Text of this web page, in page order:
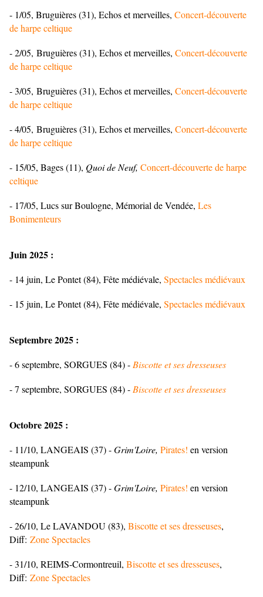
- 1/05, Bruguières (31), Echos et merveilles, Concert-découverte
de harpe celtique
- 2/05, Bruguières (31), Echos et merveilles, Concert-découverte
de harpe celtique
- 3/05, Bruguières (31), Echos et merveilles, Concert-découverte
de harpe celtique
- 4/05, Bruguières (31), Echos et merveilles, Concert-découverte
de harpe celtique
- 15/05, Bages (11), Quoi de Neuf, Concert-découverte de harpe
celtique
- 17/05, Lucs sur Boulogne, Mémorial de Vendée, Les
Bonimenteurs
Juin 2025 :
- 14 juin, Le Pontet (84), Fête médiévale, Spectacles médiévaux
- 15 juin, Le Pontet (84), Fête médiévale, Spectacles médiévaux
Septembre 2025 :
- 6 septembre, SORGUES (84) - Biscotte et ses dresseuses
- 7 septembre, SORGUES (84) - Biscotte et ses dresseuses
Octobre 2025 :
- 11/10, LANGEAIS (37) -Grim'Loire, Pirates! en version
steampunk
- 12/10, LANGEAIS (37) -Grim'Loire, Pirates! en version
steampunk
- 26/10, Le LAVANDOU (83), Biscotte et ses dresseuses,
Diff: Zone Spectacles
- 31/10, REIMS-Cormontreuil, Biscotte et ses dresseuses,
Diff: Zone Spectacles